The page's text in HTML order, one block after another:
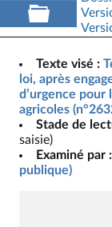
Texte visé :
loi, après
d’urgence
agricoles
Stade de
saisie)
Examiné par :
publique)